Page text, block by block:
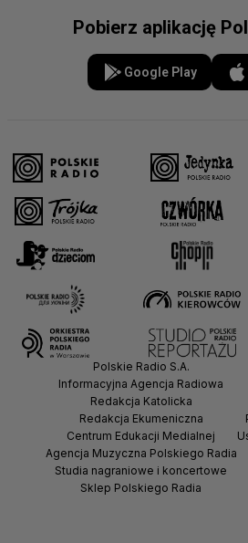
Pobierz aplikację
Google Play
Polskie Radio S.A.
Informacyjna Agencja Radiowa
Redakcja Katolicka
Redakcja Ekumeniczna
Centrum Edukacji Medialnej
Agencja Muzyczna Polskiego Radia
Studia nagraniowe i koncertowe
Sklep Polskiego Radia